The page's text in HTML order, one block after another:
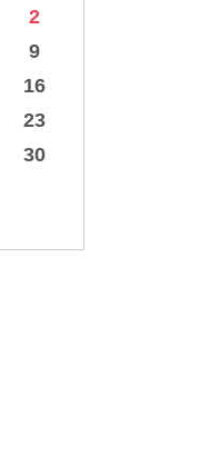
2
9
16
23
30